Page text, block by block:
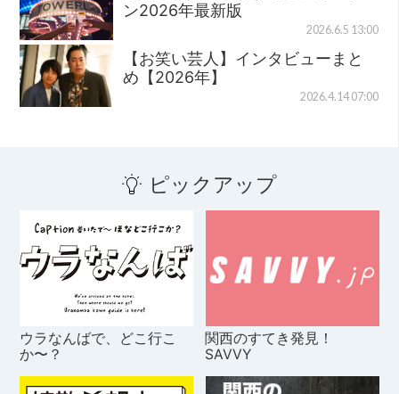
ン2026年最新版
2026.6.5 13:00
【お笑い芸人】インタビューまと
め【2026年】
2026.4.14 07:00
ピックアップ
ウラなんばで、どこ行こ
か〜？
関西のすてき発見！
SAVVY